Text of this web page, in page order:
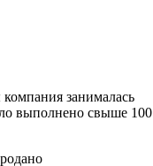
занималась
выполнено свыше 100